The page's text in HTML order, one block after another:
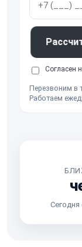
Согласен
Перезвоним в
Работаем